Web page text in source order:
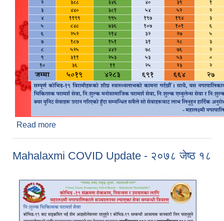
Read more
Mahalaxmi COVID Update - २०७८ जेष्ठ १८